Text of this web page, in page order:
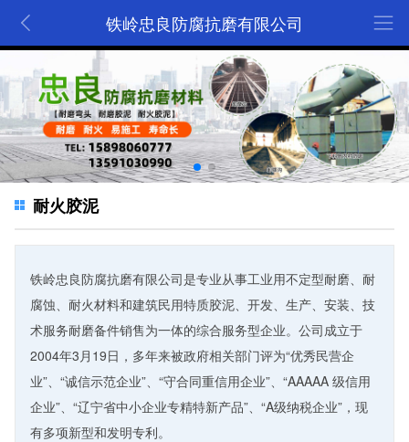
铁岭忠良防腐抗磨有限公司
耐火胶泥
铁岭忠良防腐抗磨有限公司是专业从事工业用不定型耐磨、耐
腐蚀、耐火材料和建筑民用特质胶泥、开发、生产、安装、技
术服务耐磨备件销售为一体的综合服务型企业。公司成立于
2004年3月19日，多年来被政府相关部门评为“优秀民营企
业”、“诚信示范企业”、“守合同重信用企业”、“AAAAA 级信用
企业”、“辽宁省中小企业专精特新产品”、“A级纳税企业”，现
有多项新型和发明专利。